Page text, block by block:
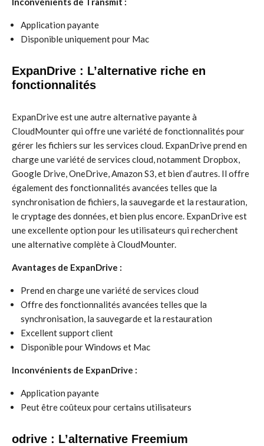
Application payante
Disponible uniquement pour Mac
ExpanDrive : L’alternative riche en
fonctionnalités
ExpanDrive est une autre alternative payante à
CloudMounter qui offre une variété de fonctionnalités pour
gérer les fichiers sur les services cloud. ExpanDrive prend en
charge une variété de services cloud, notamment Dropbox,
Google Drive, OneDrive, Amazon S3, et bien d’autres. Il offre
également des fonctionnalités avancées telles que la
synchronisation de fichiers, la sauvegarde et la restauration,
le cryptage des données, et bien plus encore. ExpanDrive est
une excellente option pour les utilisateurs qui recherchent
une alternative complète à CloudMounter.
Avantages de ExpanDrive :
Prend en charge une variété de services cloud
Offre des fonctionnalités avancées telles que la
synchronisation, la sauvegarde et la restauration
Excellent support client
Disponible pour Windows et Mac
Inconvénients de ExpanDrive :
Application payante
Peut être coûteux pour certains utilisateurs
odrive : L’alternative Freemium